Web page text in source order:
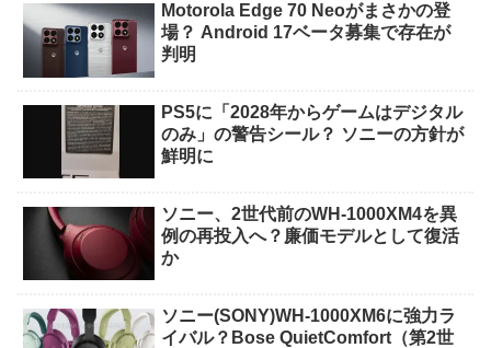
Motorola Edge 70 Neoがまさかの登
場？ Android 17ベータ募集で存在が
判明
PS5に「2028年からゲームはデジタル
のみ」の警告シール？ ソニーの方針が
鮮明に
ソニー、2世代前のWH-1000XM4を異
例の再投入へ？廉価モデルとして復活
か
ソニー(SONY)WH-1000XM6に強力ラ
イバル？Bose QuietComfort（第2世